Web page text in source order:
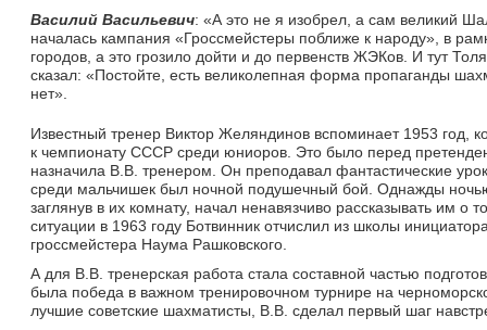
Василий Васильевич: «А это не я изобрел, а сам великий
началась кампания «Гроссмейстеры поближе к народу», в
городов, а это грозило дойти и до первенств ЖЭКов. И тут
сказал: «Постойте, есть великолепная форма пропаганды
нет».
Известный тренер Виктор Желяндинов вспоминает 1953 год,
к чемпионату СССР среди юниоров. Это было перед
назначила В.В. тренером. Он преподавал фантастические
среди мальчишек был ночной подушечный бой. Однажды
заглянув в их комнату, начал ненавязчиво рассказывать им
ситуации в 1963 году Ботвинник отчислил из школы
гроссмейстера Нaума Рашковского.
А для В.В. тренерская работа стала составной частью
была победа в важном тренировочном турнире на
лучшие советские шахматисты, В.В. сделал первый шаг